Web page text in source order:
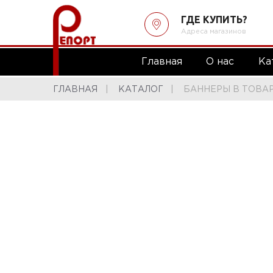
ГДЕ КУПИТЬ?
Адреса магазинов
Главная О нас
ГЛАВНАЯ КАТАЛОГ БАННЕРЫ В